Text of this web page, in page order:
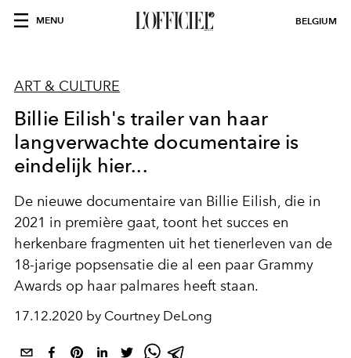
MENU BELGIUM
ART & CULTURE
Billie Eilish's trailer van haar
langverwachte documentaire is
eindelijk hier...
De nieuwe documentaire van Billie Eilish, die in
2021 in première gaat, toont het succes en
herkenbare fragmenten uit het tienerleven van de
18-jarige popsensatie die al een paar Grammy
Awards op haar palmares heeft staan.
17.12.2020 by Courtney DeLong